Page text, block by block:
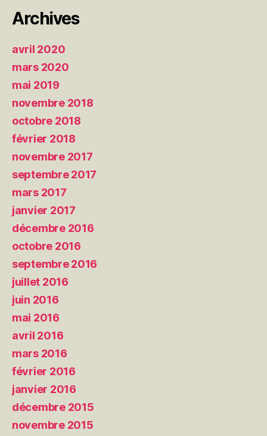
Archives
avril 2020
mars 2020
mai 2019
novembre 2018
octobre 2018
février 2018
novembre 2017
septembre 2017
mars 2017
janvier 2017
décembre 2016
octobre 2016
septembre 2016
juillet 2016
juin 2016
mai 2016
avril 2016
mars 2016
février 2016
janvier 2016
décembre 2015
novembre 2015